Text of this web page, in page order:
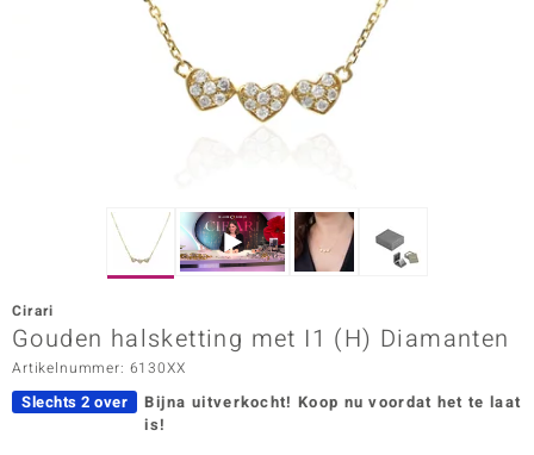
Vogue
in Italy
Cirari
Gouden halsketting met I1 (H) Diamanten
Artikelnummer: 6130XX
Slechts 2 over Bijna uitverkocht! Koop nu voordat het te laat
is!